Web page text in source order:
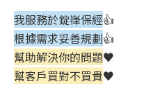
我服務於錠嵂保經👍
根據需求妥善規劃👍
幫助解決你的問題♥️
幫客戶買對不買貴♥️